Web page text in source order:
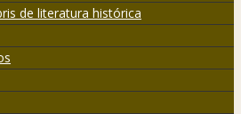
de literatura histórica